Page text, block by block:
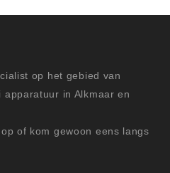
op het gebied van
in Alkmaar en
of kom gewoon eens langs